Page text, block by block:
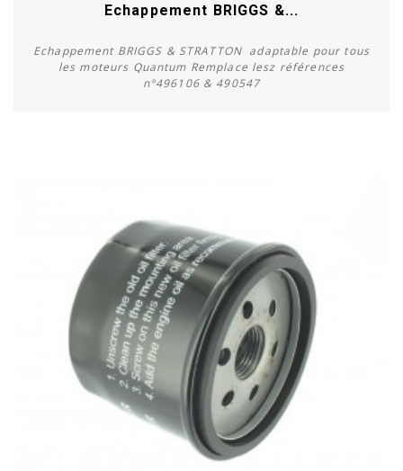
Echappement BRIGGS &...
Echappement BRIGGS & STRATTON adaptable pour tous
les moteurs Quantum Remplace lesz références
n°496106 & 490547